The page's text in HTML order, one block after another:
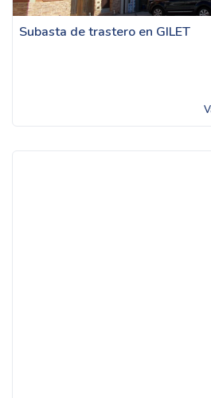
Subasta de trastero en GILET